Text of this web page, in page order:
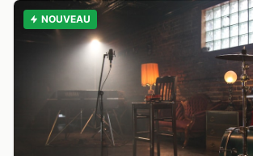
NOUVEAU